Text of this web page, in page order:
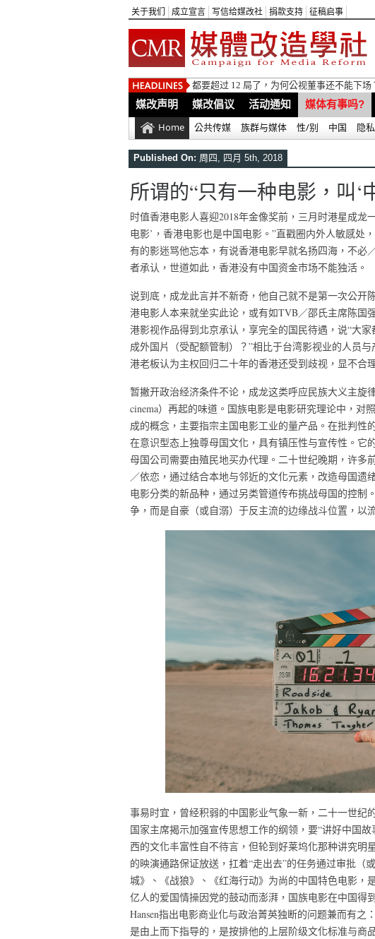
关于我们 成立宣言 写信给媒改社 捐款支持 征稿启事
都要超过 12 局了，为何公视董事还不能下
媒改声明 媒改倡议 活动通知 媒体有事吗?
Home 公共传媒 族群与媒体 性/别 中国 隐
Published On: 周四, 四月 5th, 2018
所谓的“只有一种电影，叫‘
时值香港电影人喜迎2018年金像奖前，三月时港星成龙
电影’，香港电影也是中国电影。”直戳圈内外人敏感处
有的影迷骂他忘本，有说香港电影早就名扬四海，不必
者承认，世道如此，香港没有中国资金市场不能独活。
说到底，成龙此言并不新奇，他自己就不是第一次公开
港电影人本来就坐实此论，或有如TVB／邵氏主席陈国
港影视作品得到北京承认，享完全的国民待遇，说“大
成外国片（受配额管制）？”相比于台湾影视业的人员
港老板认为主权回归二十年的香港还受到歧视，显不合
暂撇开政治经济条件不论，成龙这类呼应民族大义主旋
cinema）再起的味道。国族电影是电影研究理论中，对
成的概念，主要指宗主国电影工业的量产品。在批判性
在意识型态上独尊母国文化，具有镇压性与宣传性。它
母国公司需要由殖民地买办代理。二十世纪晚期，许多
／依恋，通过结合本地与邻近的文化元素，改造母国遗
电影分类的新品种，通过另类管道传布挑战母国的控制
争，而是自豪（或自溺）于反主流的边缘战斗位置，以
事易时宜，曾经积弱的中国影业气象一新，二十一世纪
国家主席揭示加强宣传思想工作的纲领，要“讲好中国
西的文化丰富性自不待言，但轮到好莱坞化那种讲究明
的映演通路保证放送，扛着“走出去”的任务通过审批（
城》、《战狼》、《红海行动》为尚的中国特色电影，
亿人的爱国情操因党的鼓动而澎湃，国族电影在中国得
Hansen指出电影商业化与政治菁英独断的问题兼而有
是由上而下指导的，是按排他的上层阶级文化标准与商